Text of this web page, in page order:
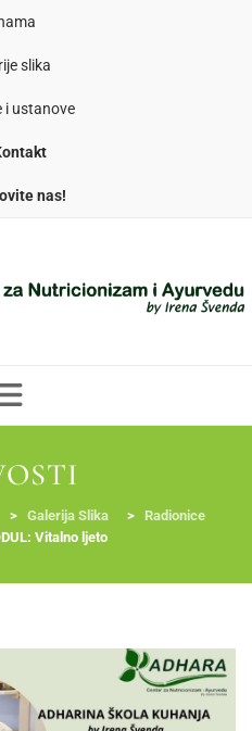
slika
i ustanove
nas!
PRIRODNO MRŠAVLJENJE
> Galerija Slika > Radionice
Vitalno ljeto